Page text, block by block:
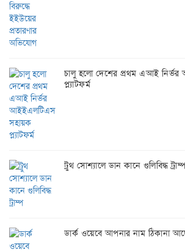
চালু হলো দেশের প্রথম এআই
প্ল্যাটফর্ম
ট্রুথ সোশ্যালে ডান কানে গুলিবিদ্ধ ট্রাম্প
ডার্ক ওয়েবে আপনার নাম ঠিকানা